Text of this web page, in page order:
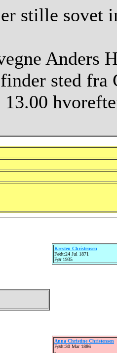
er stille sovet
Anders
sted fra
13.00
Kresten Christensen
Født:24 Jul 1871
Før 1935
Anna Christine Christensen
Født:30 Mar 1886
-